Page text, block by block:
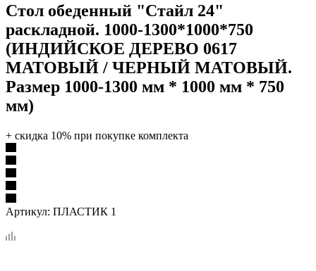
Стол обеденный "Стайл 24"
раскладной. 1000-1300*1000*750
(ИНДИЙСКОЕ ДЕРЕВО 0617
МАТОВЫЙ / ЧЕРНЫЙ МАТОВЫЙ.
Размер 1000-1300 мм * 1000 мм * 750
мм)
+ скидка 10% при покупке комплекта
Артикул: ПЛАСТИК 1